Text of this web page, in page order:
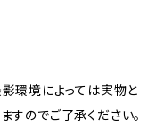
環境によっては実物と
のでご了承ください。